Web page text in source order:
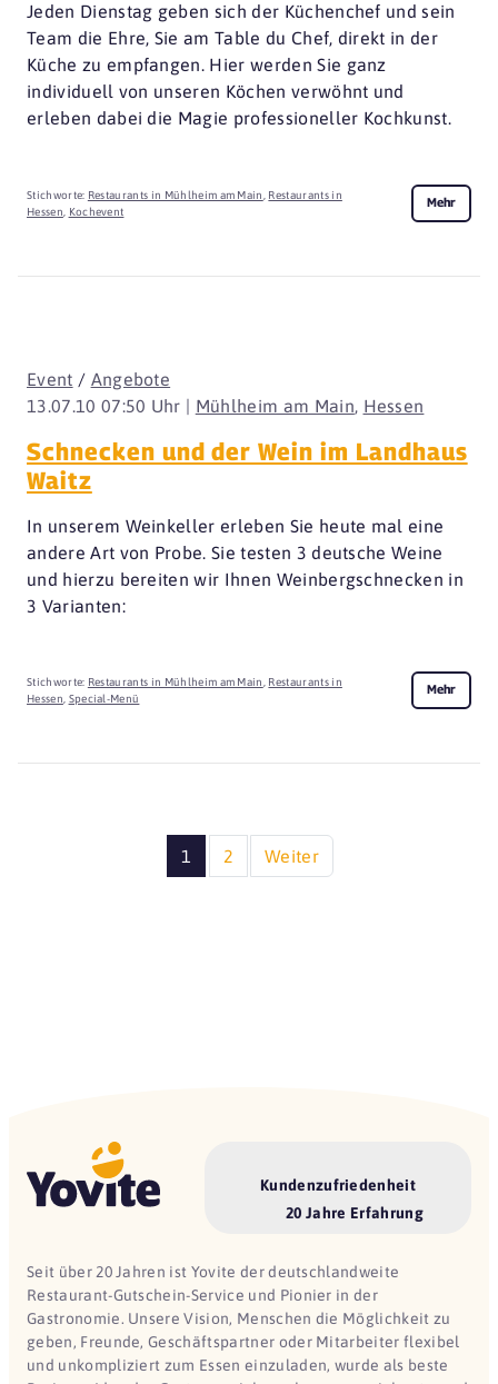
Jeden Dienstag geben sich der Küchenchef und sein
Team die Ehre, Sie am Table du Chef, direkt in der
Küche zu empfangen. Hier werden Sie ganz
individuell von unseren Köchen verwöhnt und
erleben dabei die Magie professioneller Kochkunst.
Stichworte: Restaurants in Mühlheim am Main
Restaurants in
Hessen
Kochevent
Mehr
13.07.10 07:50 Uhr | Mühlheim am Main, Hessen
Event / Angebote
Schnecken und der Wein im Landhaus
Waitz
In unserem Weinkeller erleben Sie heute mal eine
andere Art von Probe. Sie testen 3 deutsche Weine
und hierzu bereiten wir Ihnen Weinbergschnecken in
3 Varianten:
Stichworte: Restaurants in Mühlheim am Main, Restaurants in
Hessen, Special-Menü
Mehr
1 2 Weiter
Kundenzufriedenheit
20 Jahre Erfahrung
Seit über 20 Jahren ist Yovite der deutschlandweite
Restaurant-Gutschein-Service und Pionier in der
Gastronomie. Unsere Vision, Menschen die Möglichkeit zu
geben, Freunde, Geschäftspartner oder Mitarbeiter flexibel
und unkompliziert zum Essen einzuladen, wurde als beste